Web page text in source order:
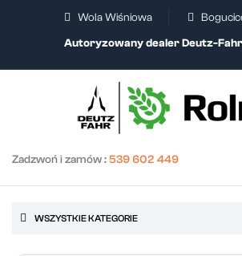
Wola Wiśniowa
Autoryzowany dealer Deutz-
Zadzwoń i zamów :539 602 449
WSZYSTKIE KATEGORIE